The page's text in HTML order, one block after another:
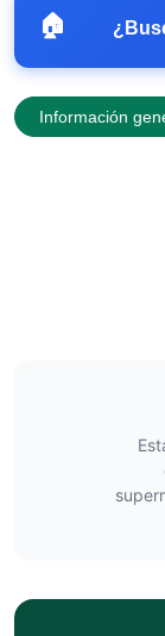
🏠
Información